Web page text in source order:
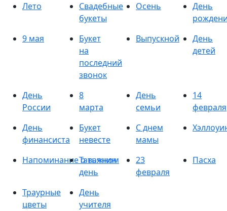
Лето
Свадебные
букеты
Осень
День
9 мая
Букет
на
последний
звонок
Выпускной
День
детей
День
России
8
марта
День
семьи
14
февраля
День
финансиста
Букет
невесте
С днем
мамы
Напоминание о важном
Татьянин
день
23
февраля
Пасха
Траурные
цветы
День
учителя